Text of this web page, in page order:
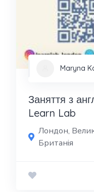
Maryna
Заняття з
Learn Lab
Лондон,
Британія